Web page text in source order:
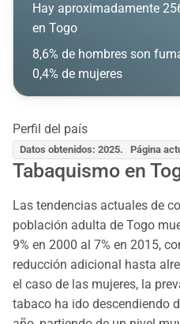
Hay aproximadamente
en Togo
8,6% de hombres son
0,4% de mujeres
Perfil del país
Datos obtenidos: 2025. Página
Tabaquismo en
Las tendencias actuales de
población adulta de Togo
9% en 2000 al 7% en 2015,
reducción adicional hasta
el caso de las mujeres, la
tabaco ha ido descendiendo